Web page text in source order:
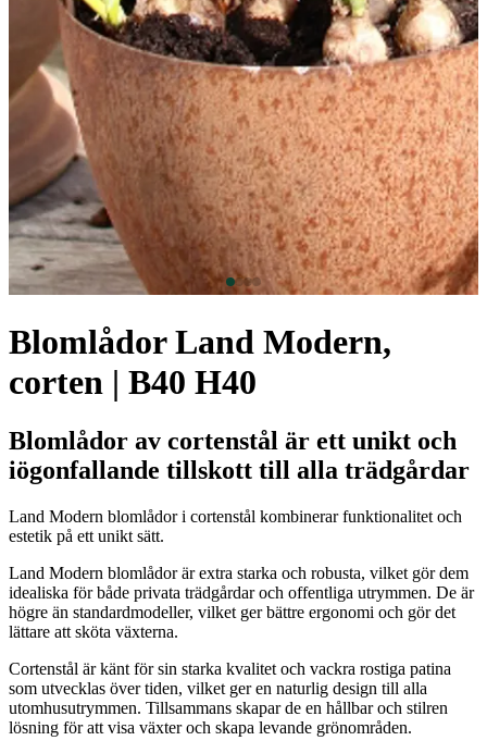
Blomlådor Land Modern,
corten | B40 H40
Blomlådor av cortenstål är ett unikt och
iögonfallande tillskott till alla trädgårdar
Land Modern blomlådor i cortenstål kombinerar funktionalitet och
estetik på ett unikt sätt.
Land Modern blomlådor är extra starka och robusta, vilket gör dem
idealiska för både privata trädgårdar och offentliga utrymmen. De är
högre än standardmodeller, vilket ger bättre ergonomi och gör det
lättare att sköta växterna.
Cortenstål är känt för sin starka kvalitet och vackra rostiga patina
som utvecklas över tiden, vilket ger en naturlig design till alla
utomhusutrymmen. Tillsammans skapar de en hållbar och stilren
lösning för att visa växter och skapa levande grönområden.